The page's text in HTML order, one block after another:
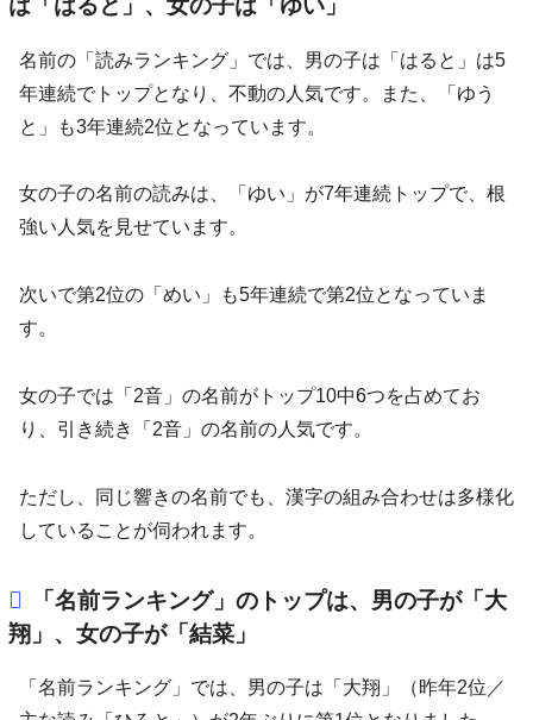
は「はると」、女の子は「ゆい」
名前の「読みランキング」では、男の子は「はると」は5
年連続でトップとなり、不動の人気です。また、「ゆう
と」も3年連続2位となっています。
女の子の名前の読みは、「ゆい」が7年連続トップで、根
強い人気を見せています。
次いで第2位の「めい」も5年連続で第2位となっていま
す。
女の子では「2音」の名前がトップ10中6つを占めてお
り、引き続き「2音」の名前の人気です。
ただし、同じ響きの名前でも、漢字の組み合わせは多様化
していることが伺われます。
「名前ランキング」のトップは、男の子が「大
翔」、女の子が「結菜」
「名前ランキング」では、男の子は「大翔」（昨年2位／